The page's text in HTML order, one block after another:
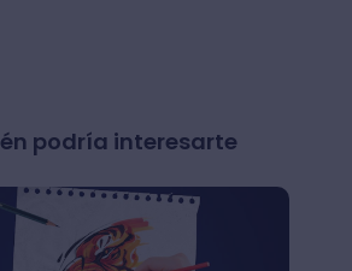
podría interesarte